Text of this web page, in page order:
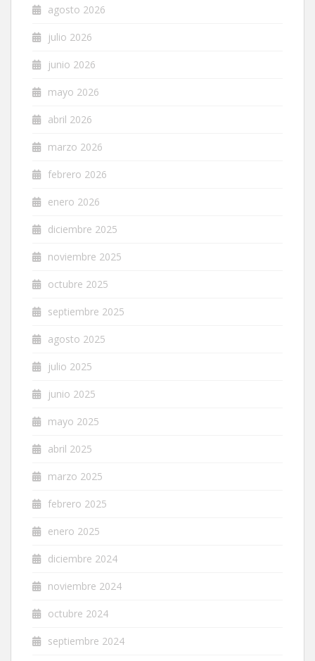
agosto 2026
julio 2026
junio 2026
mayo 2026
abril 2026
marzo 2026
febrero 2026
enero 2026
diciembre 2025
noviembre 2025
octubre 2025
septiembre 2025
agosto 2025
julio 2025
junio 2025
mayo 2025
abril 2025
marzo 2025
febrero 2025
enero 2025
diciembre 2024
noviembre 2024
octubre 2024
septiembre 2024